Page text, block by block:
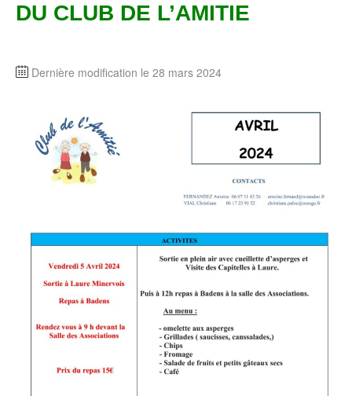
DU CLUB DE L’AMITIE
Dernière modification le 28 mars 2024